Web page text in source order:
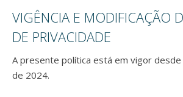
VIGÊNCIA E MODIFICAÇÃO
DE PRIVACIDADE
A presente política está em vigor desde
de 2024.